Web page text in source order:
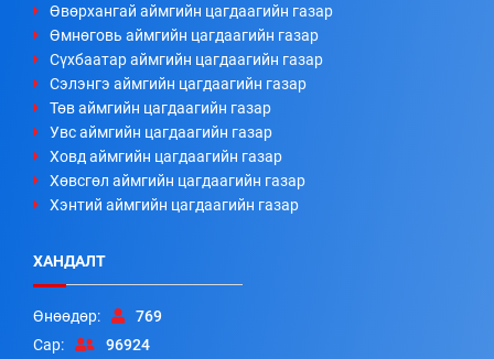
Өвөрхангай аймгийн цагдаагийн газар
Өмнөговь аймгийн цагдаагийн газар
Сүхбаатар аймгийн цагдаагийн газар
Сэлэнгэ аймгийн цагдаагийн газар
Төв аймгийн цагдаагийн газар
Увс аймгийн цагдаагийн газар
Ховд аймгийн цагдаагийн газар
Хөвсгөл аймгийн цагдаагийн газар
Хэнтий аймгийн цагдаагийн газар
ХАНДАЛТ
Өнөөдөр:
769
Сар:
96924